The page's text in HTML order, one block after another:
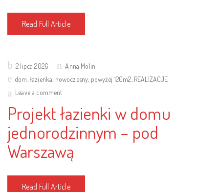
Read Full Article
Posted2 lipca 2026
Anna Molin
dom,łazienka, nowoczesny, powyżej 120m2, REALIZACJE
Leave a comment
Projekt łazienki w domu
jednorodzinnym – pod
Warszawą
Read Full Article